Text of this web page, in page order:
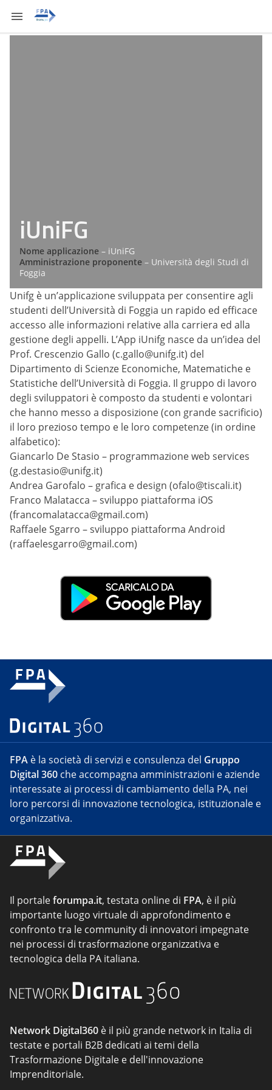
iUniFG
Nome applicazione – iUniFG
Amministrazione proponente – Università degli Studi di
Foggia
Unifg è un’applicazione sviluppata per consentire agli
studenti dell’Università di Foggia un rapido ed efficace
accesso alle informazioni relative alla carriera ed alla
gestione degli appelli. L’App iUnifg nasce da un’idea del
Prof. Crescenzio Gallo (c.gallo@unifg.it) del
Dipartimento di Scienze Economiche, Matematiche e
Statistiche dell’Università di Foggia. Il gruppo di lavoro
degli sviluppatori è composto da studenti e volontari
che hanno messo a disposizione (con grande sacrificio)
il loro prezioso tempo e le loro competenze (in ordine
alfabetico):
Giancarlo De Stasio – programmazione web services
(g.destasio@unifg.it)
Andrea Garofalo – grafica e design (ofalo@tiscali.it)
Franco Malatacca – sviluppo piattaforma iOS
(francomalatacca@gmail.com)
Raffaele Sgarro – sviluppo piattaforma Android
(raffaelesgarro@gmail.com)
FPA è la società di servizi e consulenza del Gruppo
Digital 360 che accompagna amministrazioni e aziende
interessate ai processi di cambiamento della PA, nei
loro percorsi di innovazione tecnologica, istituzionale e
organizzativa.
Il portaleforumpa.it, testata online di FPA, è il più
importante luogo virtuale di approfondimento e
confronto tra le community di innovatori impegnate
nei processi di trasformazione organizzativa e
tecnologica della PA italiana.
Network Digital360 è il più grande network in Italia di
testate e portali B2B dedicati ai temi della
Trasformazione Digitale e dell'innovazione
Imprenditoriale.